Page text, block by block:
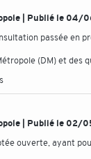
| Publié le 04/
passée en
(DM) et des
| Publié le 02/
ouverte, ayant